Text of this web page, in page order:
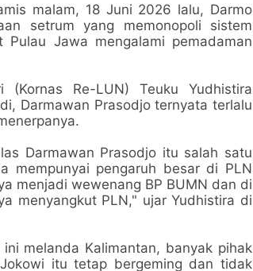
malam, 18 Juni 2026 lalu, Darmo
setrum yang memonopoli sistem
Jawa mengalami pemadaman
Re-LUN) Teuku Yudhistira
Darmawan Prasodjo ternyata terlalu
Darmawan Prasodjo itu salah satu
mempunyai pengaruh besar di PLN
menjadi wewenang BP BUMN dan di
menyangkut PLN," ujar Yudhistira di
melanda Kalimantan, banyak pihak
itu tetap bergeming dan tidak